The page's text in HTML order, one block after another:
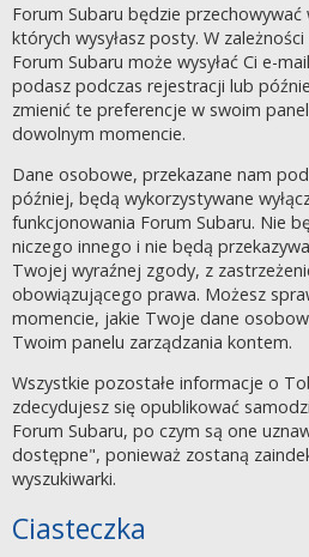
Forum Subaru będzie przechowywać
których wysyłasz posty. W
Forum Subaru może wysyłać Ci e-
podasz podczas rejestracji lub
zmienić te preferencje w swoim
dowolnym momencie.
Dane osobowe, przekazane nam
później, będą wykorzystywane
funkcjonowania Forum Subaru. Nie
niczego innego i nie będą
Twojej wyraźnej zgody, z
obowiązującego prawa. Możesz
momencie, jakie Twoje dane
Twoim panelu zarządzania kontem.
Wszystkie pozostałe informacje o
zdecydujesz się opublikować
Forum Subaru, po czym są one
dostępne", ponieważ zostaną
wyszukiwarki.
Ciasteczka